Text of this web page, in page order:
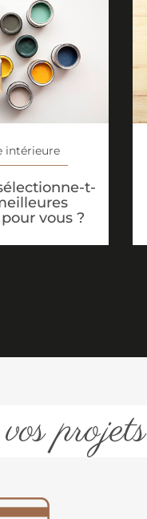
intérieure
t-
vous ?
projets